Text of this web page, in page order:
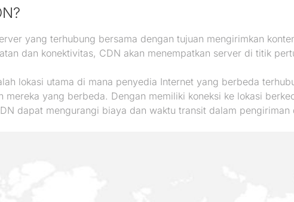
yang terhubung bersama dengan tujuan mengirimkan
dan konektivitas, CDN akan menempatkan server di titik
lokasi utama di mana penyedia Internet yang berbeda
yang berbeda. Dengan memiliki koneksi ke lokasi
dapat mengurangi biaya dan waktu transit dalam